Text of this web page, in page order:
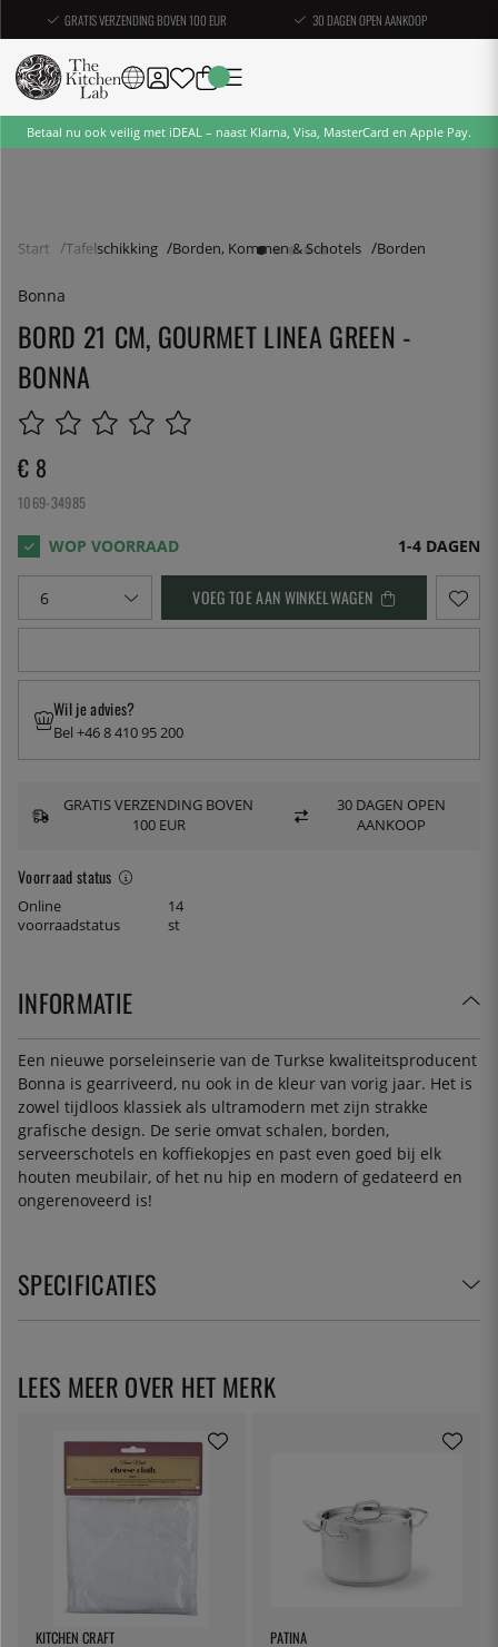
GRATIS VERZENDING BOVEN 100 EUR 30 DAGEN OPEN AANKOOP
Betaal nu ook veilig met iDEAL – naast Klarna, Visa, MasterCard en Apple Pay.
Start Tafelschikking Borden, Kommen & Schotels Borden
Bonna
BORD 21 CM, GOURMET LINEA GREEN -
BONNA
€ 8
1069-34985
1-4 DAGEN
VOEG TOE AAN WINKELWAGEN
Voorraad status
Online
voorraadstatus
14
st
Wil je advies?
Bel +46 8 410 95 200
GRATIS VERZENDING BOVEN
100 EUR
30 DAGEN OPEN
AANKOOP
INFORMATIE
Een nieuwe porseleinserie van de Turkse kwaliteitsproducent
Bonna is gearriveerd, nu ook in de kleur van vorig jaar. Het is
zowel tijdloos klassiek als ultramodern met zijn strakke
grafische design. De serie omvat schalen, borden,
serveerschotels en koffiekopjes en past even goed bij elk
houten meubilair, of het nu hip en modern of gedateerd en
ongerenoveerd is!
SPECIFICATIES
KITCHEN CRAFT PATINA
LEES MEER OVER HET MERK